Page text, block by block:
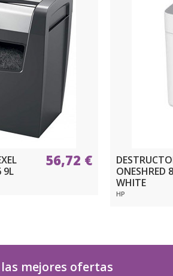
9L
56,72 €
ONESHRED
WHITE
HP
mejores ofertas